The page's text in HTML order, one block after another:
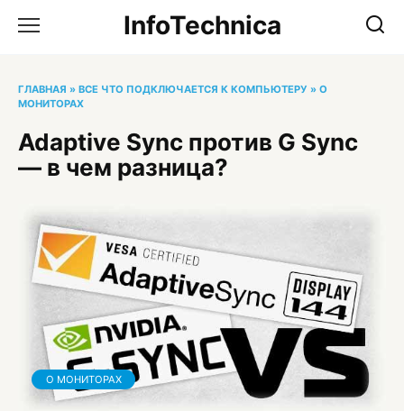
InfoTechnica
ГЛАВНАЯ » ВСЕ ЧТО ПОДКЛЮЧАЕТСЯ К КОМПЬЮТЕРУ » О
МОНИТОРАХ
Adaptive Sync против G Sync
— в чем разница?
О МОНИТОРАХ